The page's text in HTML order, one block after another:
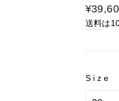
通
常
金
送料は
Size